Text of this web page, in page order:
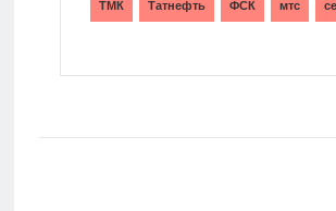
ТМК Татнефть ФСК мтс